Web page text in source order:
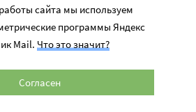
продуктовые наборы –
хватает
радость» в Сочи нужны средства,
для бедняков
сайта мы используем
программы Яндекс
Mail. Что это значит?
Согласен